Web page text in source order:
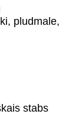
pludmale,
stabs